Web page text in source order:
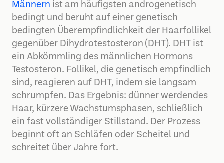
Männern ist am häufigsten androgenetisch
bedingt und beruht auf einer genetisch
bedingten Überempfindlichkeit der Haarfollikel
gegenüber Dihydrotestosteron (DHT). DHT ist
ein Abkömmling des männlichen Hormons
Testosteron. Follikel, die genetisch empfindlich
sind, reagieren auf DHT, indem sie langsam
schrumpfen. Das Ergebnis: dünner werdendes
Haar, kürzere Wachstumsphasen, schließlich
ein fast vollständiger Stillstand. Der Prozess
beginnt oft an Schläfen oder Scheitel und
schreitet über Jahre fort.